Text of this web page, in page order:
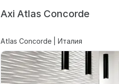
Axi Atlas Concorde
Atlas Concorde | Италия